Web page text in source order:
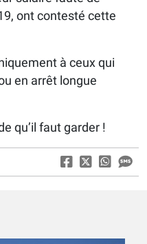
ont contesté cette
à ceux qui
en arrêt longue
qu’il faut garder !